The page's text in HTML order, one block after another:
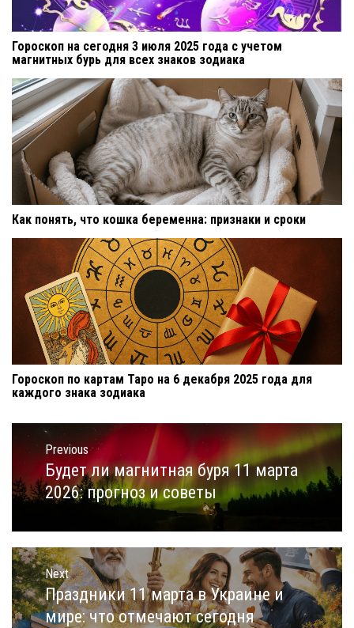
Гороскоп на сегодня 3 июля 2025 года с учетом
магнитных бурь для всех знаков зодиака
Как понять, что кошка беременна: признаки и сроки
Гороскоп по картам Таро на 6 декабря 2025 года для
каждого знака зодиака
Навигация
по
записям
Previous
Previous
post:
Будет ли магнитная буря 11 марта
2026: прогноз и советы
Next
Next
post:
Праздники 11 марта в Украине и
мире: что отмечают сегодня